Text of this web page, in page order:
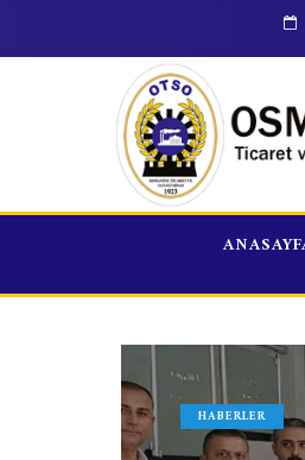
ÖZBEKİSTAN INNOWEEK
HABERLER